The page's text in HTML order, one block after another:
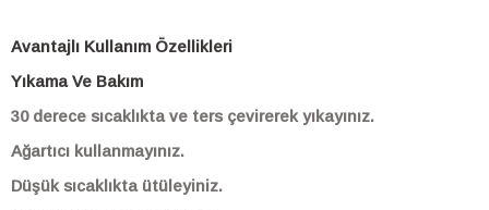
Avantajlı Kullanım Özellikleri
Yıkama Ve Bakım
30 derece sıcaklıkta ve ters çevirerek yıkayınız.
Ağartıcı kullanmayınız.
Düşük sıcaklıkta ütüleyiniz.